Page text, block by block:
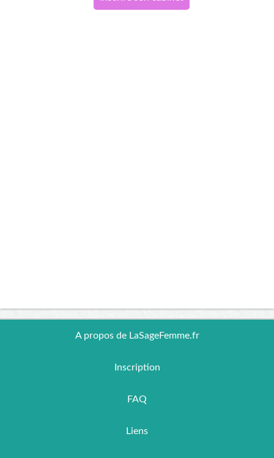
A propos de LaSageFemme.fr
Inscription
FAQ
Liens